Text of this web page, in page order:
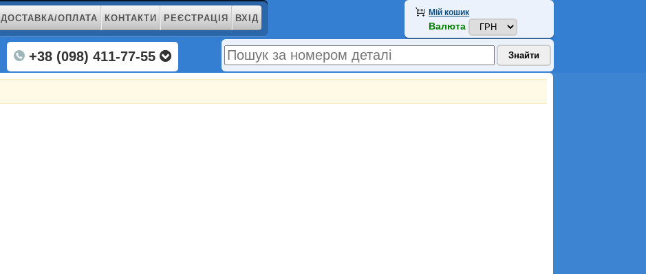
ДОСТАВКА/ОПЛАТА КОНТАКТИ РЕЄСТРАЦІЯ ВХІД
+38 (098) 411-77-55
Мій кошик
Валюта